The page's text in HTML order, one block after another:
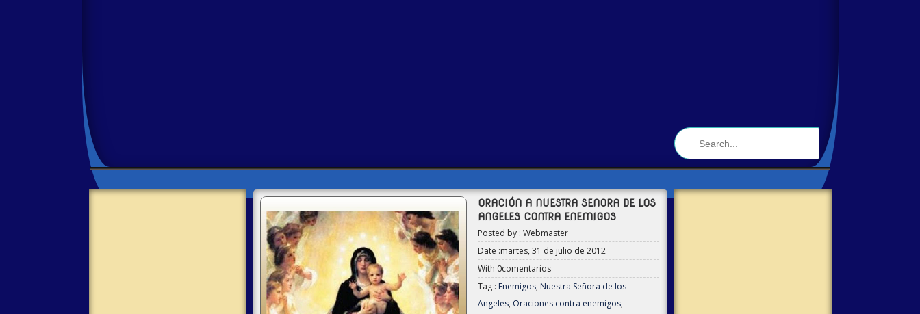
ORACIÓN A NUESTRA SENORA DE LOS
ANGELES CONTRA ENEMIGOS
Posted by : Webmaster
Date :martes, 31 de julio de 2012
With 0comentarios
Tag : Enemigos, Nuestra Señora de los
Angeles, Oraciones contra enemigos,